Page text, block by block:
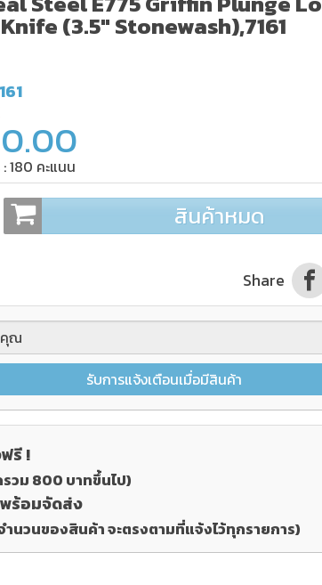
(3.5" Stonewash),7161
180 คะแนน
สินค้าหมด
Share
รับการแจ้งเตือนเมื่อมีสินค้า
รี !
วม 800 บาทขึ้นไป)
ร้อมจัดส่ง
ำนวนของสินค้า จะตรงตามที่แจ้งไว้ทุกรายการ)